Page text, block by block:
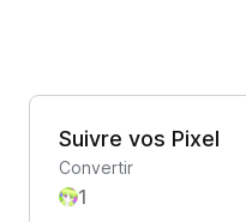
Suivre vos Pixel
Convertir